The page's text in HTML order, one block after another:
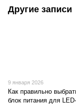
Другие записи
9 января 2026
Как правильно
блок питания для LED-